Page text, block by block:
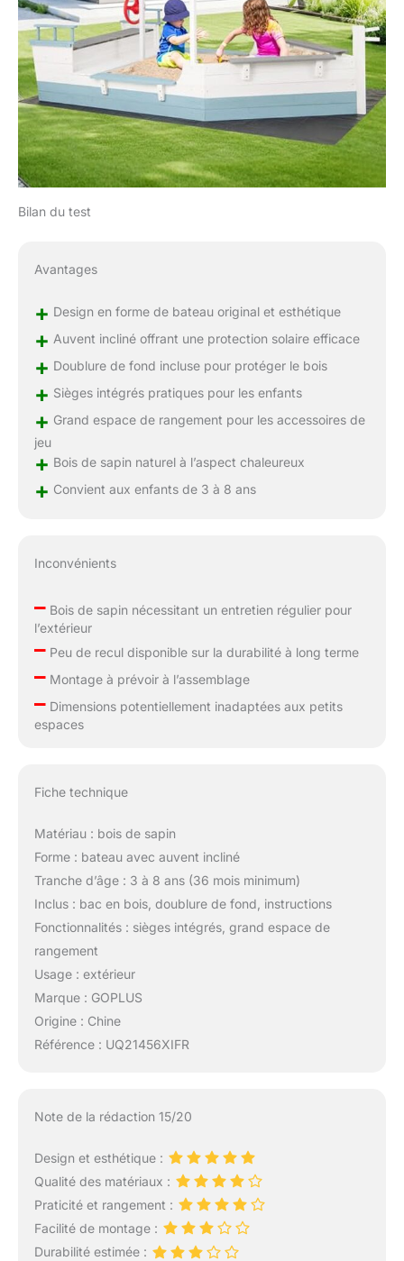
Bilan du test
Avantages
+ Design en forme de bateau original et esthétique
+ Auvent incliné offrant une protection solaire efficace
+ Doublure de fond incluse pour protéger le bois
+ Sièges intégrés pratiques pour les enfants
+ Grand espace de rangement pour les accessoires de
jeu
+ Bois de sapin naturel à l’aspect chaleureux
+ Convient aux enfants de 3 à 8 ans
Inconvénients
–Bois de sapin nécessitant un entretien régulier pour
l’extérieur
–Peu de recul disponible sur la durabilité à long terme
–Montage à prévoir à l’assemblage
–Dimensions potentiellement inadaptées aux petits
espaces
Fiche technique
Matériau : bois de sapin
Forme : bateau avec auvent incliné
Tranche d’âge : 3 à 8 ans (36 mois minimum)
Inclus : bac en bois, doublure de fond, instructions
Fonctionnalités : sièges intégrés, grand espace de
rangement
Usage : extérieur
Marque : GOPLUS
Origine : Chine
Référence : UQ21456XIFR
Note de la rédaction 15/20
Design et esthétique :
Qualité des matériaux :
Praticité et rangement :
Facilité de montage :
Durabilité estimée :